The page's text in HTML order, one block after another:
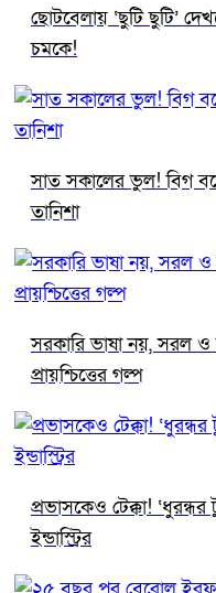
ছোটবেলায় ‘ছুটি ছুটি’
চমকে!
সাত সকালের ভুল! বিগ
তানিশা
সরকারি ভাষা নয়, সরল
প্রায়শ্চিত্তের গল্প
প্রভাসকেও টেক্কা!
ইন্ডাস্ট্রির